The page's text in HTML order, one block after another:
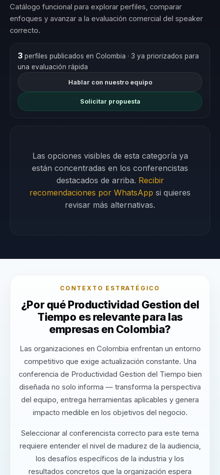
Catálogo funcional para explorar perfiles, comparar
enfoques y avanzar a la evaluación comercial del speaker
correcto.
3perfiles publicados en Colombia · 3 ya priorizados para
una evaluación rápida
Hablar con nuestro equipo
Solicitar propuesta
Las opciones visibles de esta categoría ya
están concentradas en los conferencistas
destacados de arriba. Recibir
recomendaciones por WhatsApp si quieres
revisar más alternativas.
CONTEXTO ESTRATÉGICO
¿Por qué Productividad Gestion del
Tiempo es relevante para las
empresas en Colombia?
Las organizaciones en Colombia enfrentan un entorno
competitivo que exige actualización constante. Una
conferencia de Productividad Gestion del Tiempo bien
diseñada no solo informa — transforma la perspectiva
del equipo, entrega herramientas aplicables y genera
impacto medible en los objetivos del negocio.
Seleccionar al conferencista correcto para este tema
requiere entender el nivel de madurez de la audiencia,
los desafíos específicos de la industria y los
resultados concretos que la organización espera